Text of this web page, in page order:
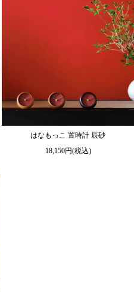
はなもっこ 置時計 辰砂
18,150円(税込)